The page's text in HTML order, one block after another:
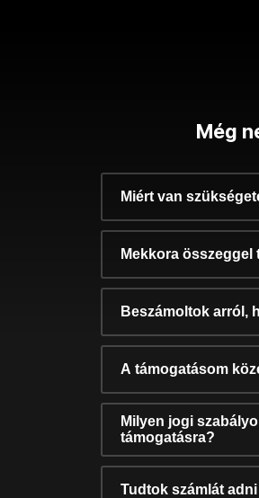
Még
Miért van
Mekkora
Beszámoltok arról,
A támogatásom
Milyen jogi
támogatásra?
Tudtok számlát